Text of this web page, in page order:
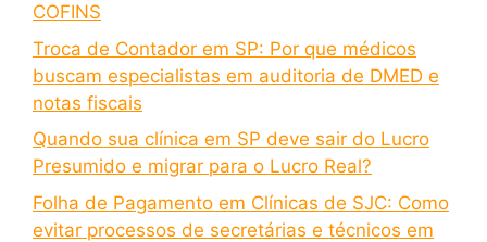
COFINS
Troca de Contador em SP: Por que médicos
buscam especialistas em auditoria de DMED e
notas fiscais
Quando sua clínica em SP deve sair do Lucro
Presumido e migrar para o Lucro Real?
Folha de Pagamento em Clínicas de SJC: Como
evitar processos de secretárias e técnicos em